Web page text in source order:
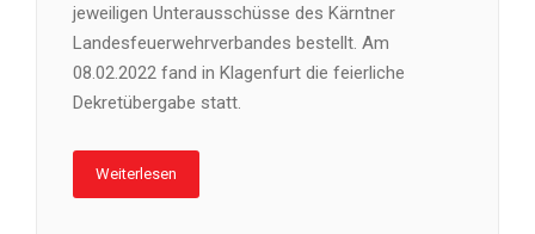
jeweiligen Unterausschüsse des Kärntner
Landesfeuerwehrverbandes bestellt. Am
08.02.2022 fand in Klagenfurt die feierliche
Dekretübergabe statt.
Weiterlesen